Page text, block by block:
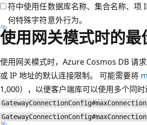
符中使用任
何特殊字符
数据库名称、集合名称、项
意外行为。
使用网关模式时的最
使用网关模式时，Azure Cosmos DB 请
或 IP 地址的默认连接限制。 可能需要将
1,000），以便客户端库可以使用多个同